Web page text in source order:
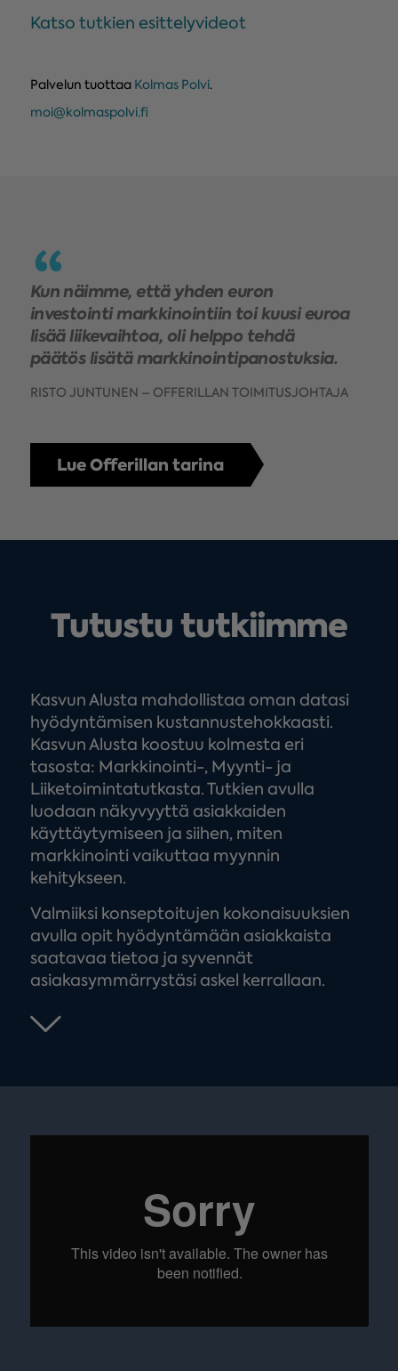
Katso tutkien esittelyvideot
Palvelun tuottaa Kolmas Polvi.
moi@kolmaspolvi.fi
Kun näimme, että yhden euron
investointi markkinointiin toi kuusi euroa
lisää liikevaihtoa, oli helppo tehdä
päätös lisätä markkinointipanostuksia.
RISTO JUNTUNEN – OFFERILLAN TOIMITUSJOHTAJA
Lue Offerillan tarina
Tutustu tutkiimme
Kasvun Alusta mahdollistaa oman datasi
hyödyntämisen kustannustehokkaasti.
Kasvun Alusta koostuu kolmesta eri
tasosta: Markkinointi-, Myynti- ja
Liiketoimintatutkasta. Tutkien avulla
luodaan näkyvyyttä asiakkaiden
käyttäytymiseen ja siihen, miten
markkinointi vaikuttaa myynnin
kehitykseen.
Valmiiksi konseptoitujen kokonaisuuksien
avulla opit hyödyntämään asiakkaista
saatavaa tietoa ja syvennät
asiakasymmärrystäsi askel kerrallaan.